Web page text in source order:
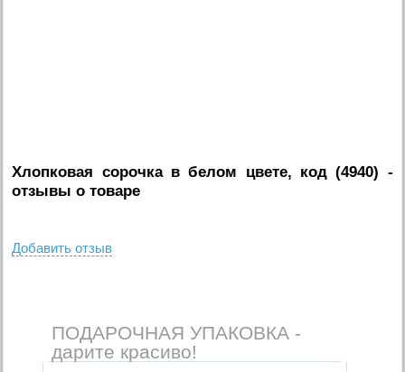
Хлопковая сорочка в белом цвете, код (4940) -
отзывы о товаре
Добавить отзыв
ПОДАРОЧНАЯ УПАКОВКА -
дарите красиво!